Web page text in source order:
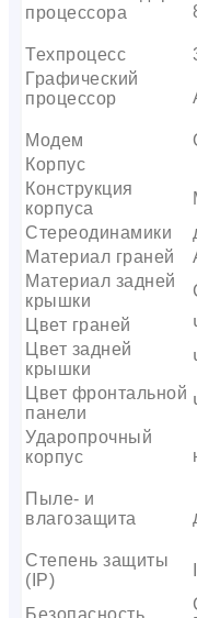
процессора
Техпроцесс
Графический
процессор
Модем
Корпус
Конструкция
корпуса
Стереодинамики
Материал граней
Материал задней
крышки
Цвет граней
Цвет задней
крышки
Цвет фронтальной
панели
Ударопрочный
корпус
Пыле- и
влагозащита
Степень защиты
(IP)
Безопасность